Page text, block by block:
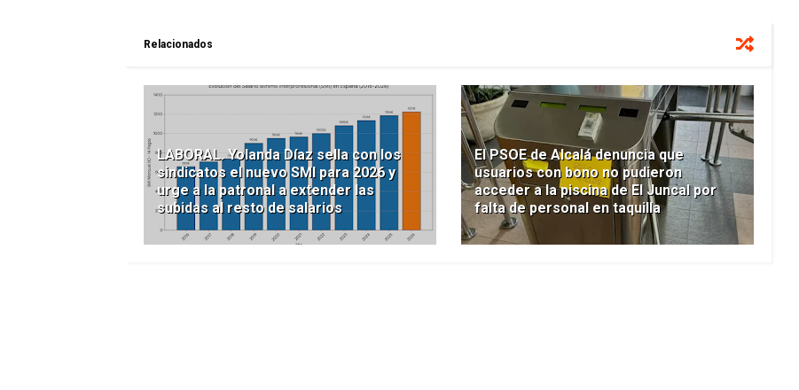
Relacionados
LABORAL. Yolanda Díaz sella con los
sindicatos el nuevo SMI para 2026 y
urge a la patronal a extender las
subidas al resto de salarios
El PSOE de Alcalá denuncia que
usuarios con bono no pudieron
acceder a la piscina de El Juncal por
falta de personal en taquilla